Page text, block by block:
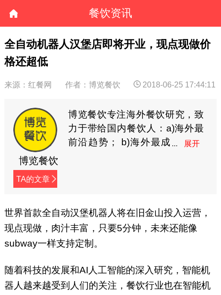
餐饮资讯
全自动机器人汉堡店即将开业，现点现做价
格还超低
来源：红餐网 作者：博览餐饮 2018-06-25 17:44:11
博览餐饮
TA的文章
博览餐饮专注海外餐饮研究，致
力于带给国内餐饮人：a)海外最
前沿趋势； b)海外最成
号:bolancanyin2017）
世界首款全自动汉堡机器人将在旧金山投入运营，
现点现做，肉汁丰富，只要5分钟，未来还能像
subway一样支持定制。
随着科技的发展和AI人工智能的深入研究，智能机
器人越来越受到人们的关注，餐饮行业也在智能机